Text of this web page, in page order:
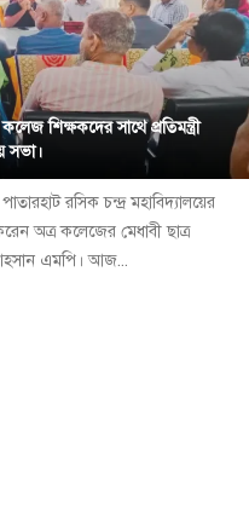
শিক্ষকদের সাথে প্রতিমন্ত্রী
সভা।
রসিক চন্দ্র মহাবিদ্যালয়ের
অত্র কলেজের মেধাবী ছাত্র
আহসান এমপি। আজ...